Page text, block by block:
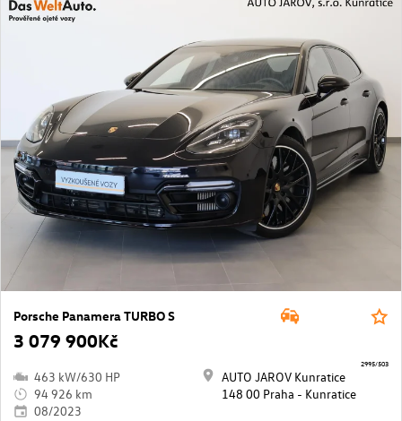
Porsche Panamera TURBO S
3 079 900Kč
463 kW/630 HP
94 926 km
08/2023
AUTO JAROV Kunratice
148 00 Praha - Kunratice
2995/503